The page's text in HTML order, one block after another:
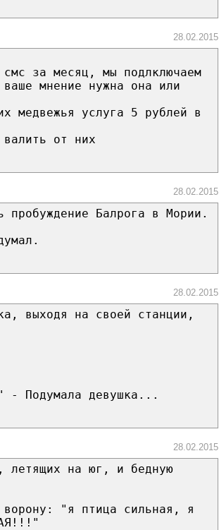
28.02.2015
за месяц, мы подлключаем
мнение нужна она или
медвежья услуга 5 рублей в
от них
28.02.2015
Балрога в Мории.
28.02.2015
выходя на своей станции,
- Подумала девушка...
28.02.2015
летящих на юг, и бедную
"я птица сильная, я